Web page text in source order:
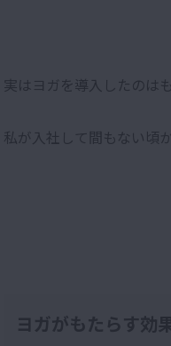
実はヨガを導入したのは
私が入社して間もない頃
ヨガがもたらす効